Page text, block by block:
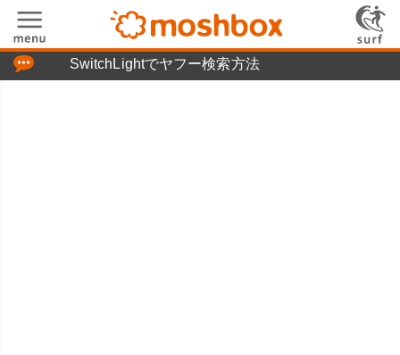
SwitchLightでヤフー検索方法
「つぶやき」の使い方